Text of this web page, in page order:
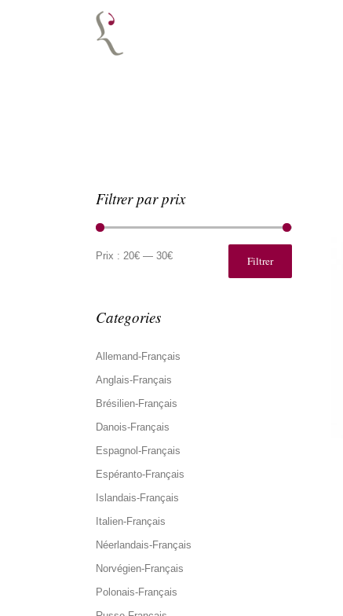
Filtrer par prix
min
max
Filtrer
Prix : 20€ — 30€
Categories
Allemand-Français
Anglais-Français
Brésilien-Français
Danois-Français
Espagnol-Français
Espéranto-Français
Islandais-Français
Italien-Français
Néerlandais-Français
Norvégien-Français
Polonais-Français